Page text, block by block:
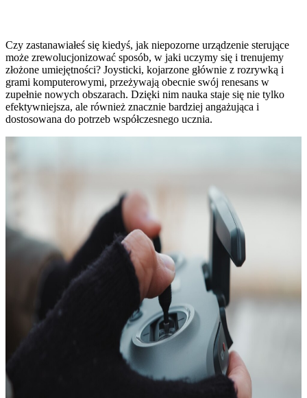
Czy zastanawiałeś się kiedyś, jak niepozorne urządzenie sterujące
może zrewolucjonizować sposób, w jaki uczymy się i trenujemy
złożone umiejętności? Joysticki, kojarzone głównie z rozrywką i
grami komputerowymi, przeżywają obecnie swój renesans w
zupełnie nowych obszarach. Dzięki nim nauka staje się nie tylko
efektywniejsza, ale również znacznie bardziej angażująca i
dostosowana do potrzeb współczesnego ucznia.